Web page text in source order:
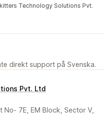
Technology Solutions Pvt.
direkt support på Svenska.
Pvt. Ltd
No- 7E, EM Block, Sector V,